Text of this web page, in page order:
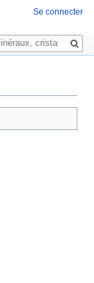
Se connecter